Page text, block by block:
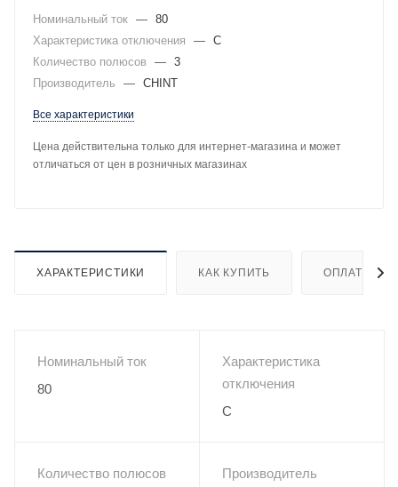
Номинальный ток — 80
Характеристика отключения
— C
Количество полюсов
— 3
Производитель
— CHINT
Все характеристики
Цена действительна только для интернет-магазина и может
отличаться от цен в розничных магазинах
ХАРАКТЕРИСТИКИ КАК КУПИТЬ ОПЛАТА
Номинальный ток
80
Характеристика
отключения
C
Количество полюсов
Производитель